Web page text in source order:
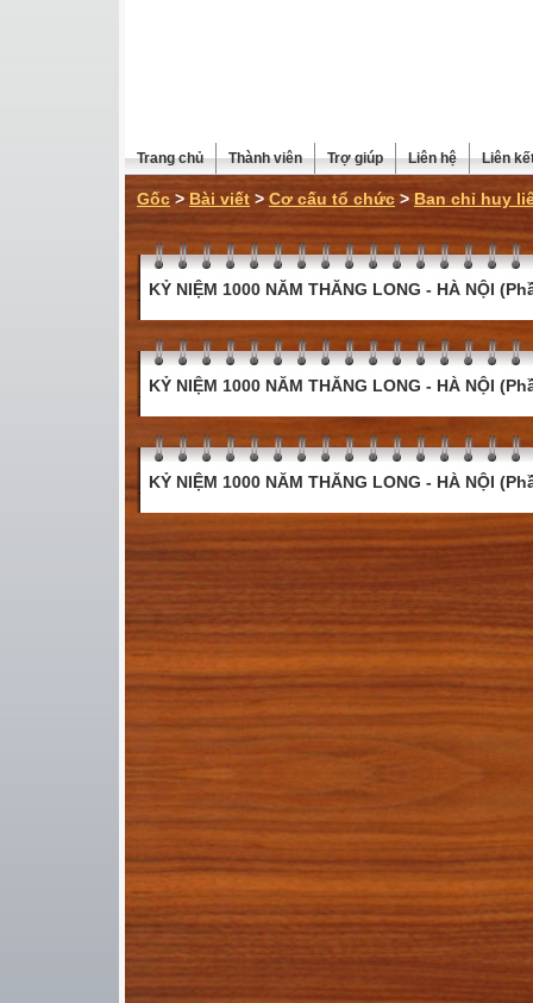
Trang chủ Thành viên Trợ giúp Liên hệ Liên
Gốc > Bài viết > Cơ cấu tổ chức > Ban chỉ huy
KỶ NIỆM 1000 NĂM THĂNG LONG - HÀ NỘI
KỶ NIỆM 1000 NĂM THĂNG LONG - HÀ NỘI
KỶ NIỆM 1000 NĂM THĂNG LONG - HÀ NỘI